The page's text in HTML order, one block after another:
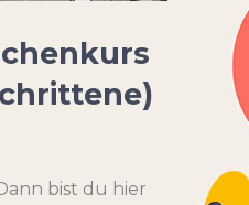
bist du hier